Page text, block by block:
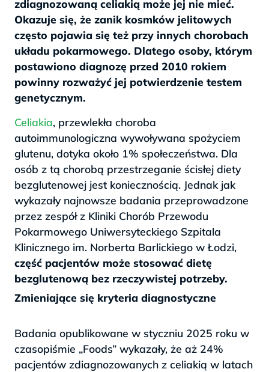
zdiagnozowaną celiakią może jej nie mieć.
Okazuje się, że zanik kosmków jelitowych
często pojawia się też przy innych chorobach
układu pokarmowego. Dlatego osoby, którym
postawiono diagnozę przed 2010 rokiem
powinny rozważyć jej potwierdzenie testem
genetycznym.
Celiakia, przewlekła choroba
autoimmunologiczna wywoływana spożyciem
glutenu, dotyka około 1% społeczeństwa. Dla
osób z tą chorobą przestrzeganie ścisłej diety
bezglutenowej jest koniecznością. Jednak jak
wykazały najnowsze badania przeprowadzone
przez zespół z Kliniki Chorób Przewodu
Pokarmowego Uniwersyteckiego Szpitala
Klinicznego im. Norberta Barlickiego w Łodzi,
część pacjentów może stosować dietę
bezglutenową bez rzeczywistej potrzeby.
Zmieniające się kryteria diagnostyczne
Badania opublikowane w styczniu 2025 roku w
czasopiśmie „Foods” wykazały, że aż 24%
pacjentów zdiagnozowanych z celiakią w latach